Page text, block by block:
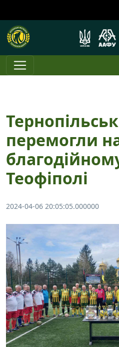
перемогли
Теофіполі
2024-04-06 20:05:05.000000